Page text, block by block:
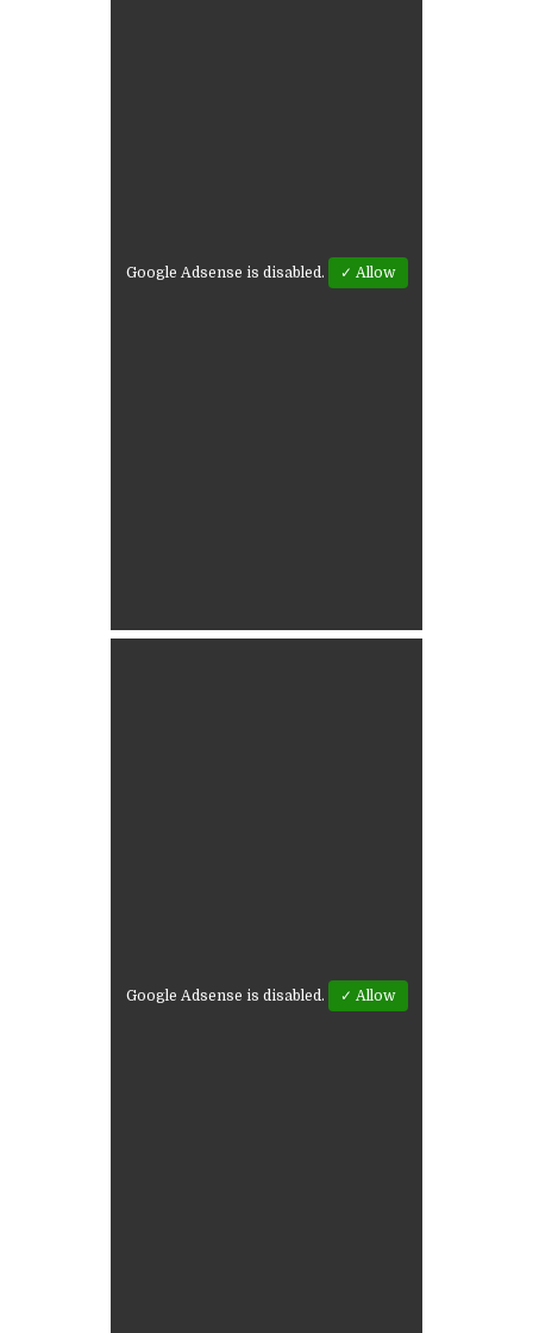
Google Adsense is disabled. ✓ Allow
Google Adsense is disabled. ✓ Allow